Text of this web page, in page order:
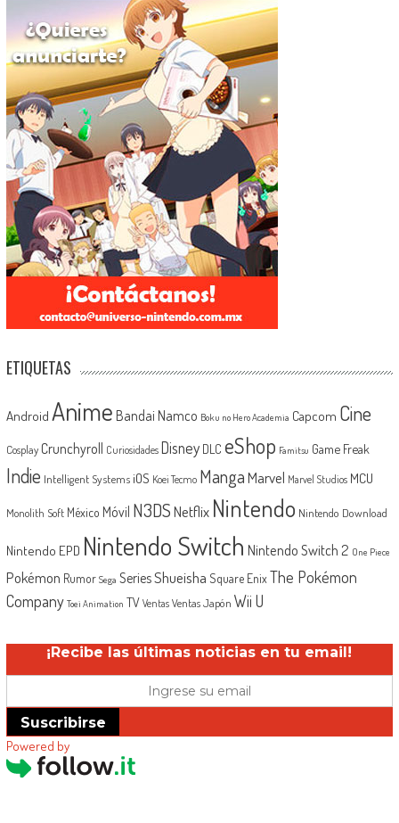
ETIQUETAS
Android Anime Bandai Namco Boku no Hero Academia Capcom Cine
Cosplay Crunchyroll Curiosidades Disney DLC eShop Famitsu Game Freak
Indie Intelligent Systems iOS Koei Tecmo MangaMarvel Marvel Studios MCU
Monolith Soft México Móvil N3DSNetflix Nintendo Nintendo Download
Nintendo EPD Nintendo Switch Nintendo Switch 2 One Piece
Pokémon Rumor Sega SeriesShueisha Square EnixThe Pokémon
Company Toei Animation TV Ventas Ventas Japón Wii U
¡Recibe las últimas noticias en tu email!
Suscribirse
Powered by